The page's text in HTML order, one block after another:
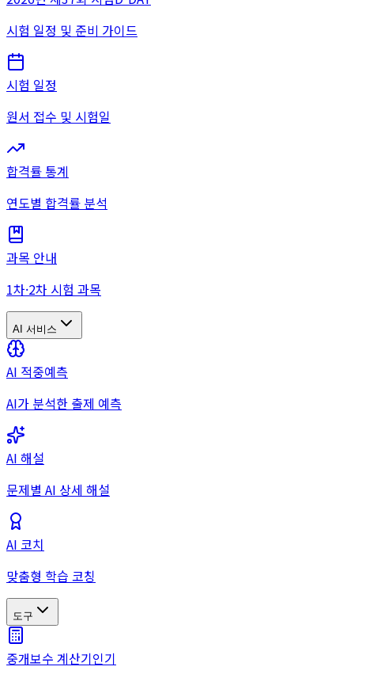
시험 일정 및 준비 가이드
시험 일정
원서 접수 및 시험일
합격률 통계
연도별 합격률 분석
과목 안내
1차·2차 시험 과목
AI 서비스
AI 적중예측
AI가 분석한 출제 예측
AI 해설
문제별 AI 상세 해설
AI 코치
맞춤형 학습 코칭
도구
중개보수 계산기인기